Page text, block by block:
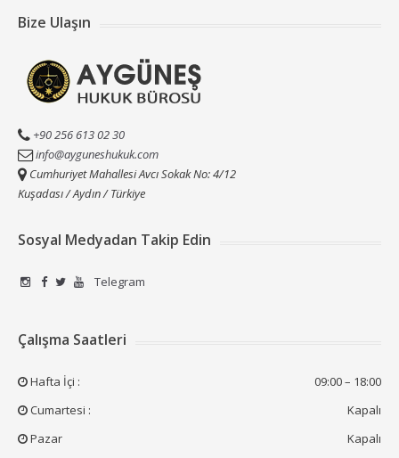
Bize Ulaşın
+90 256 613 02 30
info@ayguneshukuk.com
Cumhuriyet Mahallesi Avcı Sokak No: 4/12
Kuşadası / Aydın / Türkiye
Sosyal Medyadan Takip Edin
Telegram
Çalışma Saatleri
Hafta İçi :
09:00 – 18:00
Cumartesi :
Kapalı
Pazar
Kapalı